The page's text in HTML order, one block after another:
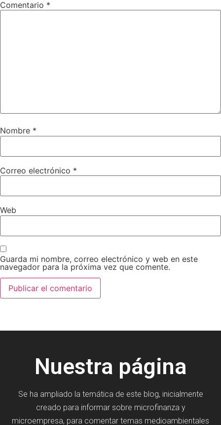
Comentario *
Nombre *
Correo electrónico *
Web
Guarda mi nombre, correo electrónico y web en este
navegador para la próxima vez que comente.
Nuestra página
Se ha ampliado la temática de este blog, inicialmente
creado para informar sobre microfinanza y
microempresa, para comentar temas medioambientales